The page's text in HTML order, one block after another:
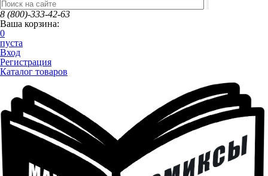
8 (800)-333-42-63
Ваша корзина:
0
пуста
Вход
Регистрация
Каталог товаров